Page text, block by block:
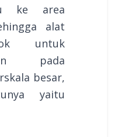
ke area
alat
untuk
pada
besar,
yaitu